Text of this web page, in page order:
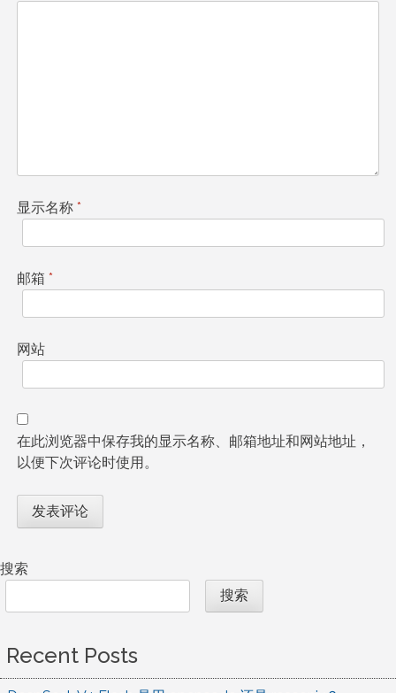
显示名称 *
邮箱 *
网站
在此浏览器中保存我的显示名称、邮箱地址和网站地址，
以便下次评论时使用。
搜索
搜索
Recent Posts